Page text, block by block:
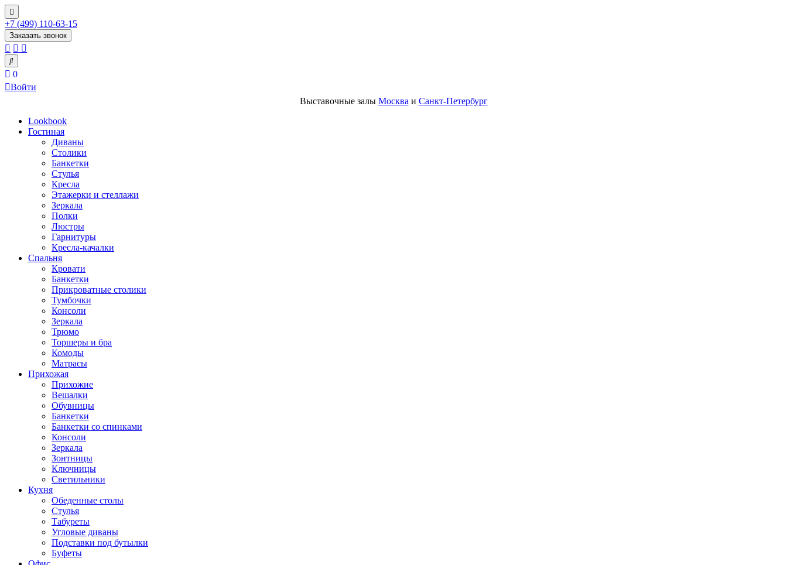
+7 (499) 110-63-15
Заказать звонок
0
Войти
Выставочные залы Москва и Санкт-Петербург
Lookbook
Гостиная
Диваны
Столики
Банкетки
Стулья
Кресла
Этажерки и стеллажи
Зеркала
Полки
Люстры
Гарнитуры
Кресла-качалки
Спальня
Кровати
Банкетки
Прикроватные столики
Тумбочки
Консоли
Зеркала
Трюмо
Торшеры и бра
Комоды
Матрасы
Прихожая
Прихожие
Вешалки
Обувницы
Банкетки
Банкетки со спинками
Консоли
Зеркала
Зонтницы
Ключницы
Светильники
Кухня
Обеденные столы
Стулья
Табуреты
Угловые диваны
Подставки под бутылки
Буфеты